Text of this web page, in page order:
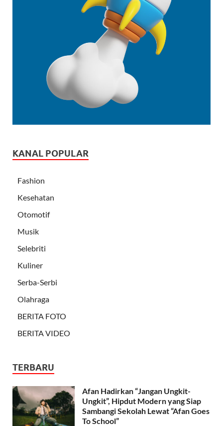
KANAL POPULAR
Fashion
Kesehatan
Otomotif
Musik
Selebriti
Kuliner
Serba-Serbi
Olahraga
BERITA FOTO
BERITA VIDEO
TERBARU
Afan Hadirkan “Jangan Ungkit-
Ungkit”, Hipdut Modern yang Siap
Sambangi Sekolah Lewat “Afan Goes
To School”